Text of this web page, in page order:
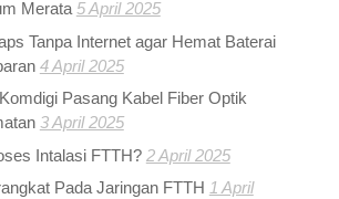
Merata 5 April 2025
Tanpa Internet agar Hemat Baterai
4 April 2025
Pasang Kabel Fiber Optik
3 April 2025
Intalasi FTTH? 2 April 2025
Pada Jaringan FTTH 1 April